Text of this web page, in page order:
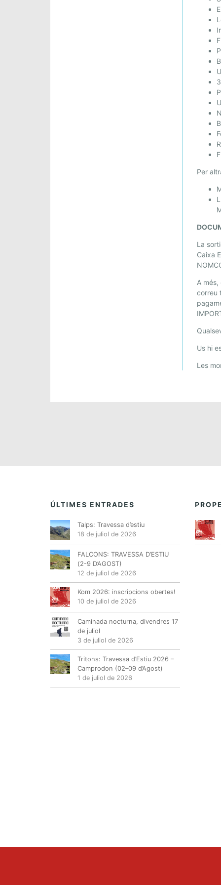
O
Per
La
Caixa
A més,
correu
Us hi
Les
ÚLTIMES ENTRADES
Talps: Travessa d’estiu
18 de juliol de 2026
FALCONS: TRAVESSA D’ESTIU
(2-9 D’AGOST)
12 de juliol de 2026
Kom 2026: inscripcions obertes!
10 de juliol de 2026
Caminada nocturna, divendres 17
de juliol
3 de juliol de 2026
Tritons: Travessa d’Estiu 2026 –
Camprodon (02–09 d’Agost)
1 de juliol de 2026